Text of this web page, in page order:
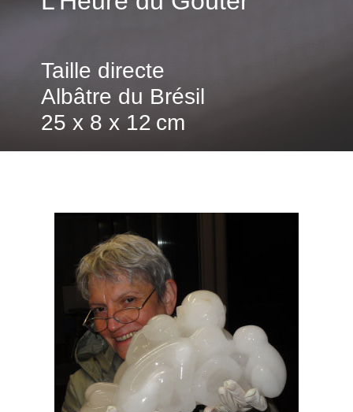
Taille directe
Albâtre du Brésil
25 x 8 x 12 cm